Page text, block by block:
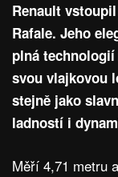
Renault
Rafale. Jeho
plná
svou vlajkovou
stejně jako
ladností i
Měří 4,71 metru